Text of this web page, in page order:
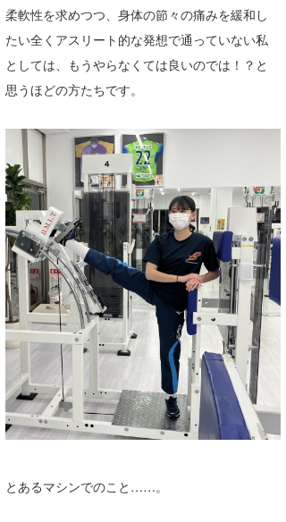
柔軟性を求めつつ、身体の節々の痛みを緩和し
たい全くアスリート的な発想で通っていない私
としては、もうやらなくては良いのでは！？と
思うほどの方たちです。
とあるマシンでのこと……。
Yasunari Inoue
Yoshiyuki Obata
arukasvision
DELTA FORCE SURF
CBA Films
熊谷素子
Colors MAGAZINE
WAVAL
福島寿実子
中浦“JET”章
嵯峨明日香
進士剛光
田原啓江
植村未来
NOBUFUKU
大野”MAR”修聖
喜納海人
波伝説スタッフ
☆加藤
+☆maki☆+
Aichan
chan-U
ECE
G◎Da
H
KID
KOBU
KY
MIN
波伝説